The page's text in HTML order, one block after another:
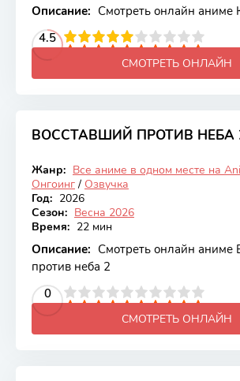
Описание: Смотреть онлайн аниме
4.5
4 5 6 7 8 9 10
СМОТРЕТЬ ОНЛАЙН
ВОССТАВШИЙ ПРОТИВ НЕБА
Онгоинг
7.13
Жанр: Все аниме в одном месте на
Онгоинг / Озвучка
Год: 2026
Сезон: Весна 2026
Время: 22 мин
Описание: Смотреть онлайн аниме
против неба 2
0
4 5 6 7 8 9 10
СМОТРЕТЬ ОНЛАЙН